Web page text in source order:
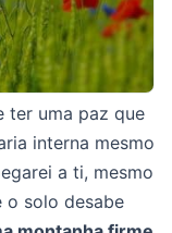
ter uma paz que
interna mesmo
a ti, mesmo
o solo desabe